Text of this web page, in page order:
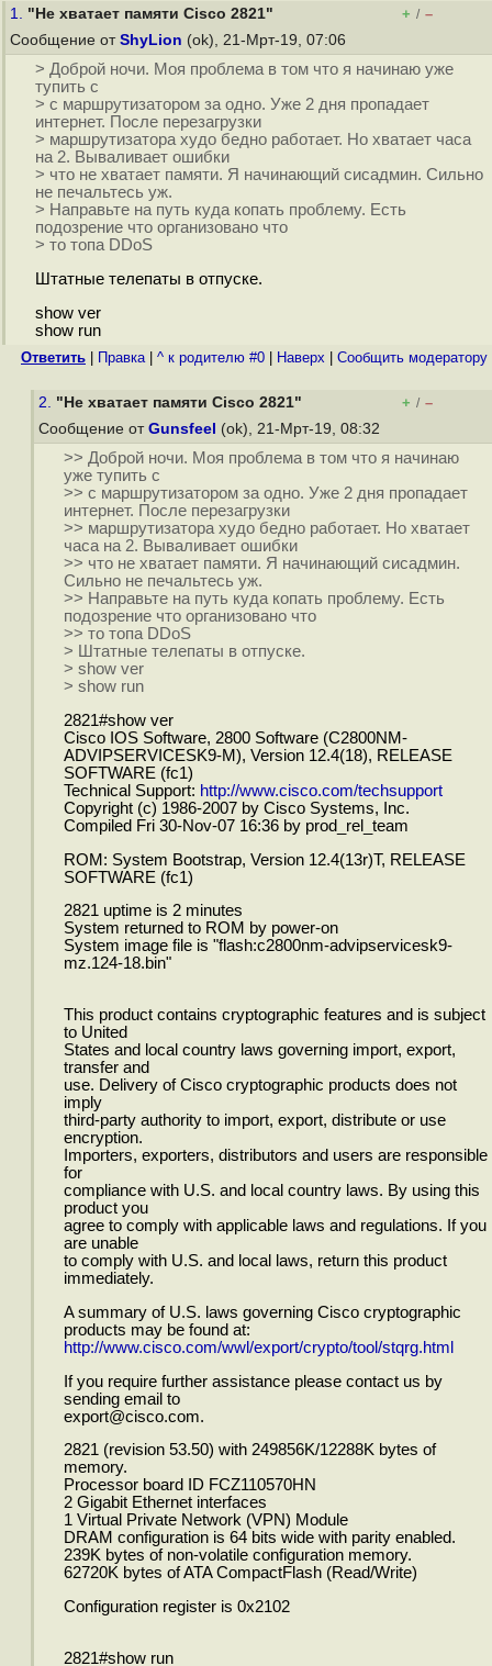
1. "Не хватает памяти Cisco 2821" + / –
Сообщение от ShyLion (ok), 21-Мрт-19, 07:06
> Доброй ночи. Моя проблема в том что я начинаю уже
тупить с
> с маршрутизатором за одно. Уже 2 дня пропадает
интернет. После перезагрузки
> маршрутизатора худо бедно работает. Но хватает часа
на 2. Вываливает ошибки
> что не хватает памяти. Я начинающий сисадмин. Сильно
не печальтесь уж.
> Направьте на путь куда копать проблему. Есть
подозрение что организовано что
> то топа DDoS
Штатные телепаты в отпуске.
show ver
show run
Ответить Правка| ^ к родителю #0 Наверх Cообщить модератору
2. "Не хватает памяти Cisco 2821" + / –
Сообщение от Gunsfeel (ok), 21-Мрт-19, 08:32
>> Доброй ночи. Моя проблема в том что я начинаю
уже тупить с
>> с маршрутизатором за одно. Уже 2 дня пропадает
интернет. После перезагрузки
>> маршрутизатора худо бедно работает. Но хватает
часа на 2. Вываливает ошибки
>> что не хватает памяти. Я начинающий сисадмин.
Сильно не печальтесь уж.
>> Направьте на путь куда копать проблему. Есть
подозрение что организовано что
>> то топа DDoS
> Штатные телепаты в отпуске.
> show ver
> show run
2821#show ver
Cisco IOS Software, 2800 Software (C2800NM-
ADVIPSERVICESK9-M), Version 12.4(18), RELEASE
SOFTWARE (fc1)
Technical Support: http://www.cisco.com/techsupport
Copyright (c) 1986-2007 by Cisco Systems, Inc.
Compiled Fri 30-Nov-07 16:36 by prod_rel_team
ROM: System Bootstrap, Version 12.4(13r)T, RELEASE
SOFTWARE (fc1)
2821 uptime is 2 minutes
System returned to ROM by power-on
System image file is "flash:c2800nm-advipservicesk9-
mz.124-18.bin"
This product contains cryptographic features and is subject
to United
States and local country laws governing import, export,
transfer and
use. Delivery of Cisco cryptographic products does not
imply
third-party authority to import, export, distribute or use
encryption.
Importers, exporters, distributors and users are responsible
for
compliance with U.S. and local country laws. By using this
product you
agree to comply with applicable laws and regulations. If you
are unable
to comply with U.S. and local laws, return this product
immediately.
A summary of U.S. laws governing Cisco cryptographic
products may be found at:
http://www.cisco.com/wwl/export/crypto/tool/stqrg.html
If you require further assistance please contact us by
sending email to
export@cisco.com.
2821 (revision 53.50) with 249856K/12288K bytes of
memory.
Processor board ID FCZ110570HN
2 Gigabit Ethernet interfaces
1 Virtual Private Network (VPN) Module
DRAM configuration is 64 bits wide with parity enabled.
239K bytes of non-volatile configuration memory.
62720K bytes of ATA CompactFlash (Read/Write)
Configuration register is 0x2102
2821#show run